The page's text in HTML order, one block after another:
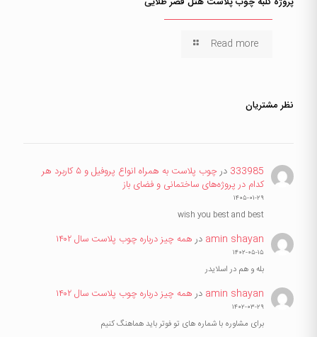
Read more
نظر مشتریان
333985 در
چوب پلاست به همراه انواع پروفیل و ۵ کاربرد هر
کدام در پروژه‌های ساختمانی و فضای باز
۱۴۰۵-۰۱-۲۹
wish you best and best
amin shayan درهمه چیز درباره چوب پلاست سال ۱۴۰۲
۱۴۰۲-۰۵-۱۵
بله و هم در اسلایدر
amin shayan درهمه چیز درباره چوب پلاست سال ۱۴۰۲
۱۴۰۲-۰۳-۲۹
برای مشاوره با شماره های تو فوتر باید هماهنگ کنیم